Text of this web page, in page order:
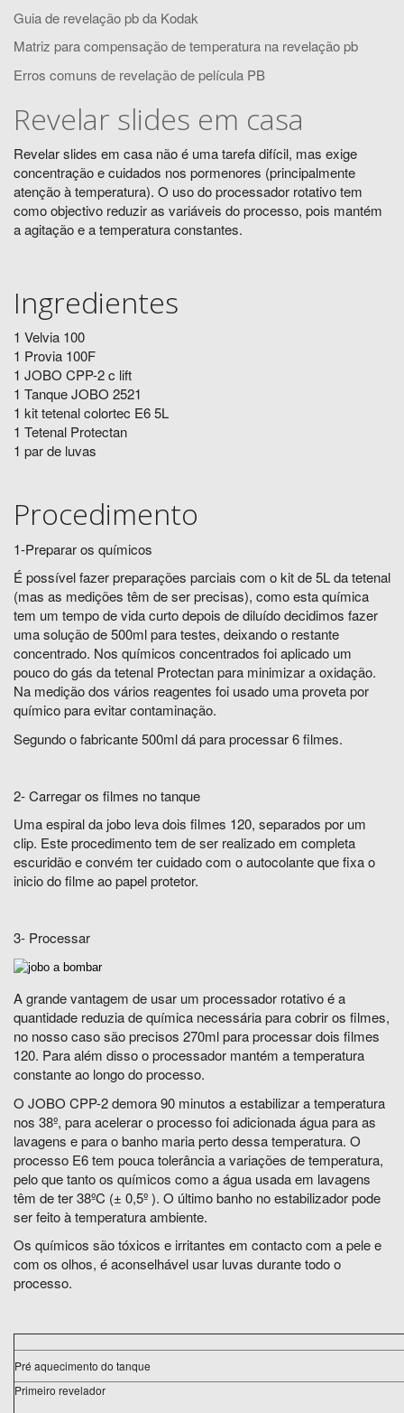
Guia de revelação pb da Kodak
Matriz para compensação de temperatura na revelação pb
Erros comuns de revelação de película PB
Revelar slides em casa
Revelar slides em casa não é uma tarefa difícil, mas exige
concentração e cuidados nos pormenores (principalmente
atenção à temperatura). O uso do processador rotativo tem
como objectivo reduzir as variáveis do processo, pois mantém
a agitação e a temperatura constantes.
Ingredientes
1 Velvia 100
1 Provia 100F
1 JOBO CPP-2 c lift
1 Tanque JOBO 2521
1 kit tetenal colortec E6 5L
1 Tetenal Protectan
1 par de luvas
Procedimento
1-Preparar os químicos
É possível fazer preparações parciais com o kit de 5L da tetenal
(mas as medições têm de ser precisas), como esta química
tem um tempo de vida curto depois de diluído decidimos fazer
uma solução de 500ml para testes, deixando o restante
concentrado. Nos químicos concentrados foi aplicado um
pouco do gás da tetenal Protectan para minimizar a oxidação.
Na medição dos vários reagentes foi usado uma proveta por
químico para evitar contaminação.
Segundo o fabricante 500ml dá para processar 6 filmes.
2- Carregar os filmes no tanque
Uma espiral da jobo leva dois filmes 120, separados por um
clip. Este procedimento tem de ser realizado em completa
escuridão e convém ter cuidado com o autocolante que fixa o
inicio do filme ao papel protetor.
3- Processar
A grande vantagem de usar um processador rotativo é a
quantidade reduzia de química necessária para cobrir os filmes,
no nosso caso são precisos 270ml para processar dois filmes
120. Para além disso o processador mantém a temperatura
constante ao longo do processo.
O JOBO CPP-2 demora 90 minutos a estabilizar a temperatura
nos 38º, para acelerar o processo foi adicionada água para as
lavagens e para o banho maria perto dessa temperatura. O
processo E6 tem pouca tolerância a variações de temperatura,
pelo que tanto os químicos como a água usada em lavagens
têm de ter 38ºC (± 0,5º ). O último banho no estabilizador pode
ser feito à temperatura ambiente.
Os químicos são tóxicos e irritantes em contacto com a pele e
com os olhos, é aconselhável usar luvas durante todo o
processo.
Pré aquecimento do tanque
Primeiro revelador